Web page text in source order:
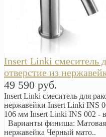
Insert Linki смеситель
отверстие из
49 590 руб.
Insert Linki смеситель для
нержавейки Insert Linki INS
106 мм Insert Linki INS 002 -
Варианты финиша:
нержавейка Черный мато..